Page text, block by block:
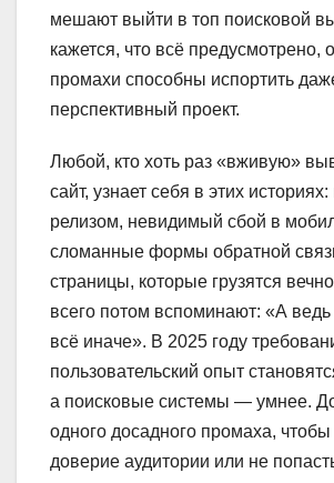
мешают выйти в топ поисковой
кажется, что всё предусмотрено,
промахи способны испортить
перспективный проект.
Любой, кто хоть раз «вживую»
сайт, узнает себя в этих
релизом, невидимый сбой в
сломанные формы обратной
страницы, которые грузятся
всего потом вспоминают: «А
всё иначе». В 2025 году
пользовательский опыт
а поисковые системы — умнее.
одного досадного промаха, чтобы
доверие аудитории или не